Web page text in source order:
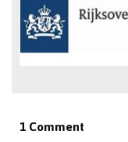
1 Comment